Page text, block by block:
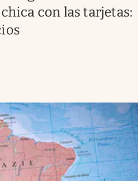
con las tarjetas: